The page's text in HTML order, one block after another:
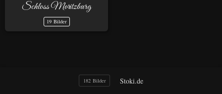
Schloss Moritzburg
19 Bilder
182 Bilder Stoki.de